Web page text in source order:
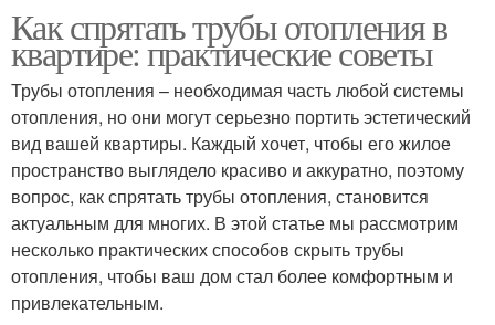
Как спрятать трубы отопления в
квартире: практические советы
Трубы отопления – необходимая часть любой системы
отопления, но они могут серьезно портить эстетический
вид вашей квартиры. Каждый хочет, чтобы его жилое
пространство выглядело красиво и аккуратно, поэтому
вопрос, как спрятать трубы отопления, становится
актуальным для многих. В этой статье мы рассмотрим
несколько практических способов скрыть трубы
отопления, чтобы ваш дом стал более комфортным и
привлекательным.